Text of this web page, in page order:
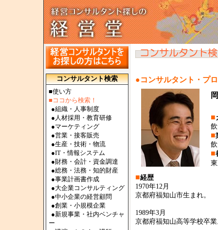
コンサルタント検索
■使い方
■ココから検索！
●組織・人事制度
● 人材採用・教育研修
●マーケティング
●営業・接客販売
●生産・技術・物流
●IT・情報システム
●財務・会計・資金調達
●総務・法務・知的財産
●事業計画書作成
●大企業コンサルティング
●中小企業の経営顧問
●創業・小規模企業
●新規事業・社内ベンチャ
ー
●コンサルタント・プ
■
■
■
■経歴
1970年12月
京都府福知山市生まれ。
1989年3月
京都府福知山高等学校卒